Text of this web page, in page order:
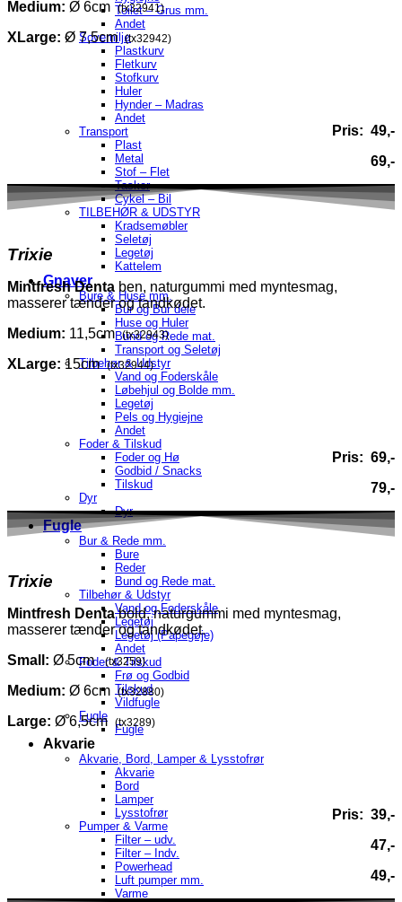
Toilet – Grus mm.
Andet
Sovemiljø
Plastkurv
Fletkurv
Stofkurv
Huler
Hynder – Madras
Andet
Transport
Plast
Metal
Stof – Flet
Tasker
Cykel – Bil
TILBEHØR & UDSTYR
Kradsemøbler
Seletøj
Legetøj
Kattelem
Gnaver
Bure & Huse mm.
Bur og Bur dele
Huse og Huler
Bund og Rede mat.
Transport og Seletøj
Tilbehør & Udstyr
Vand og Foderskåle
Løbehjul og Bolde mm.
Legetøj
Pels og Hygiejne
Andet
Foder & Tilskud
Foder og Hø
Godbid / Snacks
Tilskud
Dyr
Dyr
Fugle
Bur & Rede mm.
Bure
Reder
Bund og Rede mat.
Tilbehør & Udstyr
Vand og Foderskåle
Legetøj
Legetøj (Papegøje)
Andet
Foder & Tilskud
Frø og Godbid
Tilskud
Vildfugle
Fugle
Fugle
Akvarie
Akvarie, Bord, Lamper & Lysstofrør
Akvarie
Bord
Lamper
Lysstofrør
Pumper & Varme
Filter – udv.
Filter – Indv.
Powerhead
Luft pumper mm.
Varme
Medium: Ø 6cm(tx32941)
XLarge: Ø 7,5cm(tx32942)
Pris: 49,-
69,-
Trixie
Mintfresh Denta ben, naturgummi med myntesmag,
masserer tænder og tandkødet.
Medium: 11,5cm(tx32943)
XLarge: 15cm(tx32944)
Pris: 69,-
79,-
Trixie
Mintfresh Dentabold, naturgummi med myntesmag,
masserer tænder og tandkødet.
Small: Ø 5cm(tx3259)
Medium: Ø 6cm(tx32880)
Large: Ø 6,5cm (tx3289)
Pris: 39,-
47,-
49,-